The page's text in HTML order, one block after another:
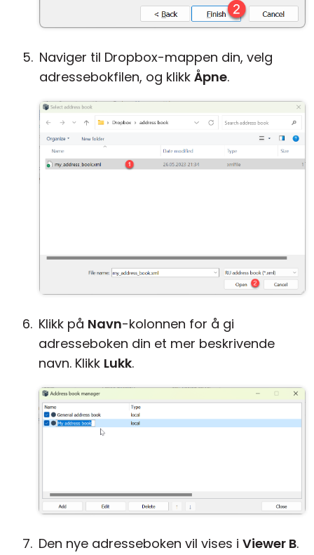
Naviger til Dropbox-mappen din, velg
adressebokfilen, og klikk Åpne.
Klikk på Navn-kolonnen for å gi
adresseboken din et mer beskrivende
navn. Klikk Lukk.
Den nye adresseboken vil vises i Viewer B.